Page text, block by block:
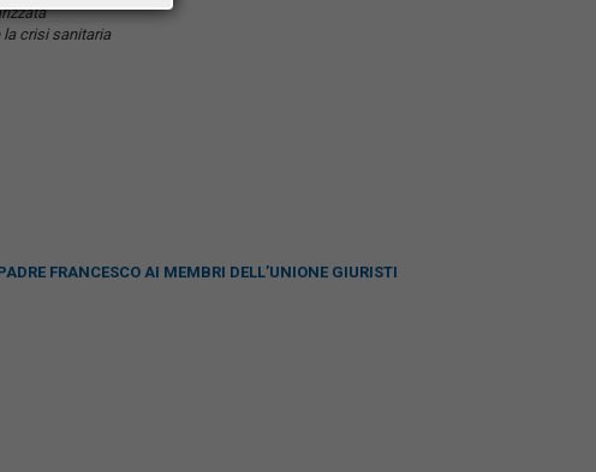
la crisi sanitaria
FRANCESCO AI MEMBRI DELL’UNIONE GIURISTI